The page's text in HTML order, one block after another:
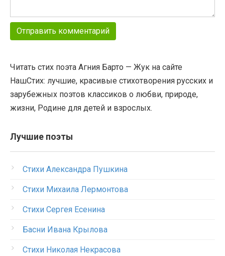
Читать стих поэта Агния Барто — Жук на сайте
НашСтих: лучшие, красивые стихотворения русских и
зарубежных поэтов классиков о любви, природе,
жизни, Родине для детей и взрослых.
Лучшие поэты
Стихи Александра Пушкина
Стихи Михаила Лермонтова
Стихи Сергея Есенина
Басни Ивана Крылова
Стихи Николая Некрасова